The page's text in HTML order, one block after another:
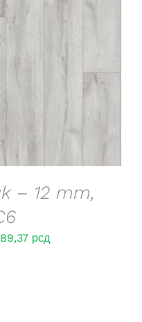
– 12 mm,
рсд